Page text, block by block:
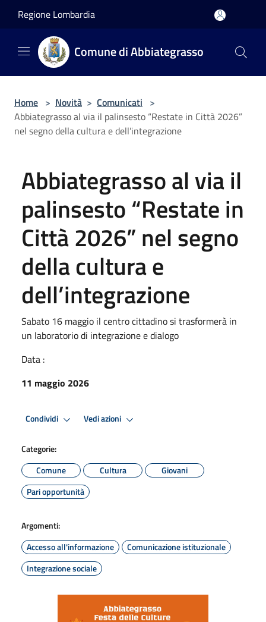
Regione Lombardia
Comune di Abbiategrasso
Home > Novità > Comunicati >
Abbiategrasso al via il palinsesto “Restate in Città 2026”
nel segno della cultura e dell’integrazione
Abbiategrasso al via il
palinsesto “Restate in
Città 2026” nel segno
della cultura e
dell’integrazione
Sabato 16 maggio il centro cittadino si trasformerà in
un laboratorio di integrazione e dialogo
Data :
11 maggio 2026
Condividi Vedi azioni
Categorie:
Comune
Cultura
Giovani
Pari opportunità
Argomenti:
Accesso all'informazione
Comunicazione istituzionale
Integrazione sociale